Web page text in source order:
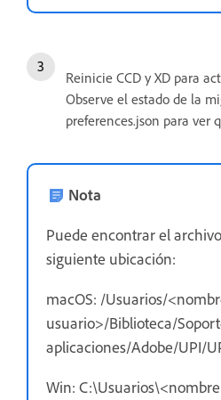
Reinicie CCD y XD para
Observe el estado de la
preferences.json para ver
Nota
Puede encontrar el
siguiente ubicación:
macOS: /Usuarios/
usuario>/Biblioteca/
aplicaciones/Adobe/UPI/
Win: